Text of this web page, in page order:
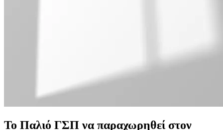
Το Παλιό ΓΣΠ να παραχωρηθεί στον